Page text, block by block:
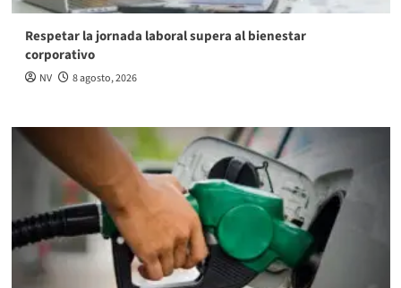
Respetar la jornada laboral supera al bienestar
corporativo
NV 8 agosto, 2026